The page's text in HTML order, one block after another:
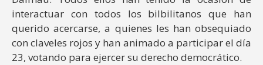
interactuar con todos los bilbilitanos que han
querido acercarse, a quienes les han obsequiado
con claveles rojos y han animado a participar el día
23, votando para ejercer su derecho democrático.